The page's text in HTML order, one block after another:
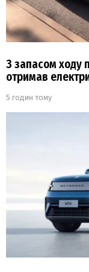
З запасом ходу
отримав
5 годин тому